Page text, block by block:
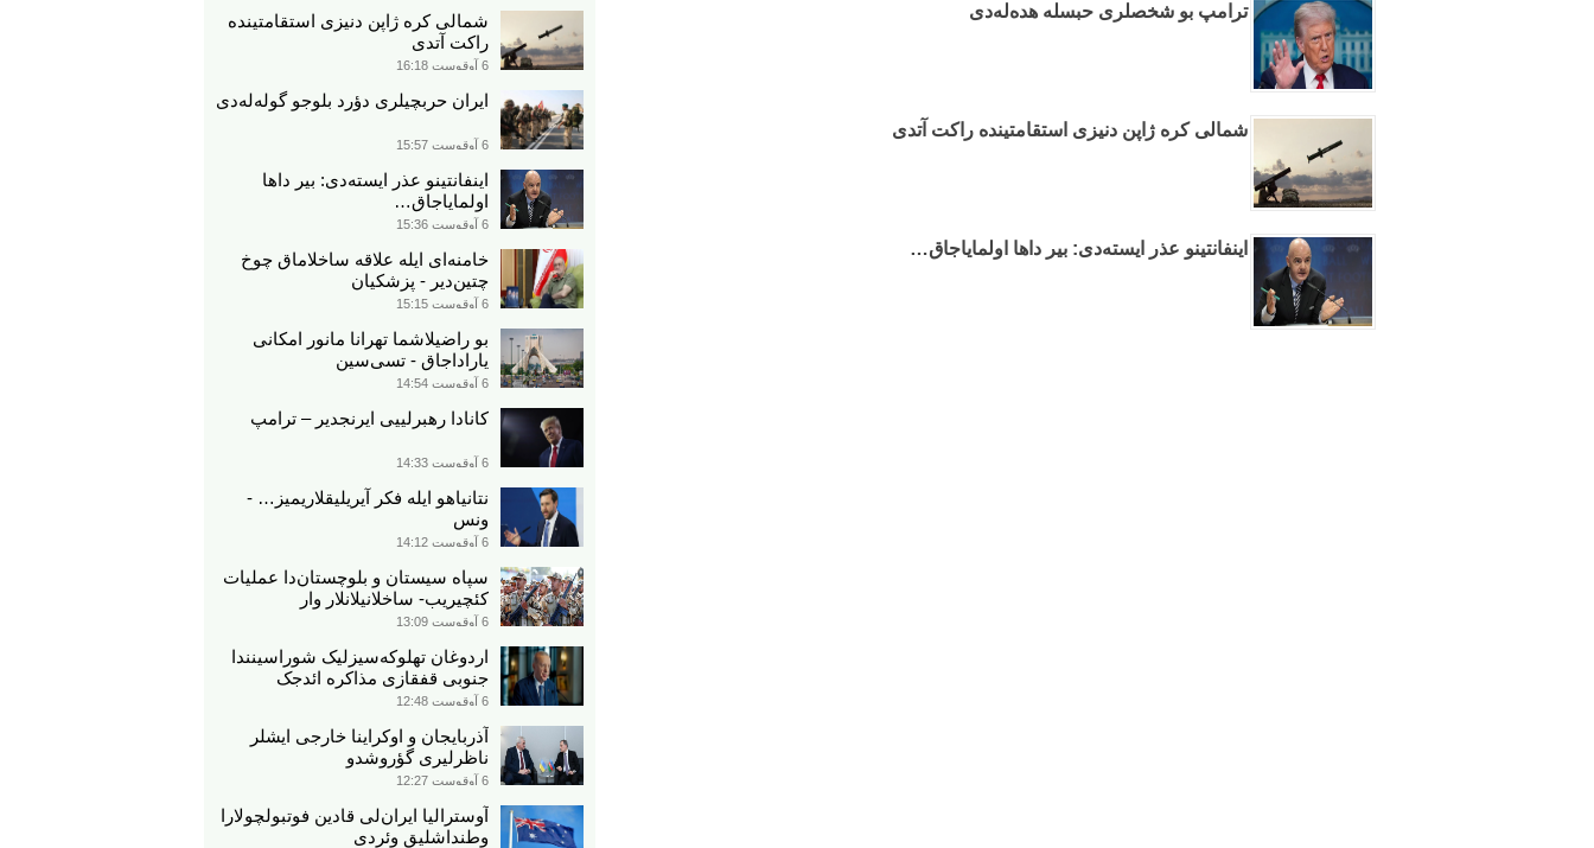
ترامپ بو شخصلری حبسله هده‌له‌دی
شمالی کره ژاپن دنیزی استقامتینده راکت آتدی
اینفانتینو عذر ایسته‌دی: بیر داها اولمایاجاق…
شمالی کره ژاپن دنیزی استقامتینده
راکت آتدی
6 آوقوست 16:18
ایران حربچیلری دؤرد بلوجو گوله‌له‌دی
6 آوقوست 15:57
اینفانتینو عذر ایسته‌دی: بیر داها
اولمایاجاق…
6 آوقوست 15:36
خامنه‌ای ایله علاقه ساخلاماق چوخ
چتین‌دیر - پزشکیان
6 آوقوست 15:15
بو راضیلاشما تهرانا مانور امکانی
یاراداجاق - تسی‌سین
6 آوقوست 14:54
کانادا رهبرلییی ایرنجدیر – ترامپ
6 آوقوست 14:33
نتانیاهو ایله فکر آیریلیقلاریمیز… -
ونس
6 آوقوست 14:12
سپاه سیستان و بلوچستان‌دا عملیات
کئچیریب- ساخلانیلانلار وار
6 آوقوست 13:09
اردوغان تهلوکه‌سیزلیک شوراسینندا
جنوبی قفقازی مذاکره ائد‌جک
6 آوقوست 12:48
آذربایجان و اوکراینا خارجی ایشلر
ناظرلیری گؤروشدو
6 آوقوست 12:27
آوسترالیا ایران‌لی قادین فوتبولچولارا
وطنداشلیق وئردی